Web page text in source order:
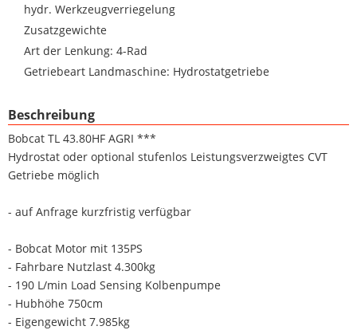
hydr. Werkzeugverriegelung
Zusatzgewichte
Art der Lenkung: 4-Rad
Getriebeart Landmaschine: Hydrostatgetriebe
Beschreibung
Bobcat TL 43.80HF AGRI ***
Hydrostat oder optional stufenlos Leistungsverzweigtes CVT
Getriebe möglich
- auf Anfrage kurzfristig verfügbar
- Bobcat Motor mit 135PS
- Fahrbare Nutzlast 4.300kg
- 190 L/min Load Sensing Kolbenpumpe
- Hubhöhe 750cm
- Eigengewicht 7.985kg